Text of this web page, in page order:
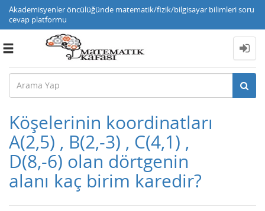
Akademisyenler öncülüğünde matematik/fizik/bilgisayar bilimleri soru
cevap platformu
Toggle
Köşelerinin koordinatları
A(2,5) , B(2,-3) , C(4,1) ,
D(8,-6) olan dörtgenin
alanı kaç birim karedir?